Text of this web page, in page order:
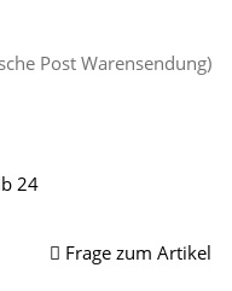
Post Warensendung)
24
Frage zum Artikel